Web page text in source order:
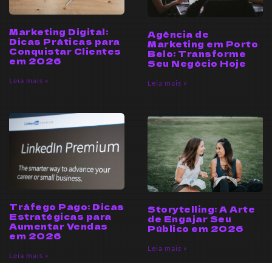
Marketing Digital:
Dicas Práticas para
Conquistar Clientes
em 2026
Leia mais »
Agência de
Marketing em Porto
Belo: Transforme
Seu Negócio Hoje
Leia mais »
Tráfego Pago: Dicas
Estratégicas para
Aumentar Vendas
em 2026
Leia mais »
Storytelling: A Arte
de Engajar Seu
Público em 2026
Leia mais »